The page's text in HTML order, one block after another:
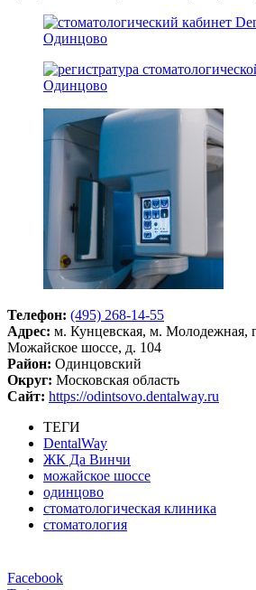
Телефон: (495) 268-14-55
Адрес: м. Кунцевская, м. Молодежная,
Можайское шоссе, д. 104
Район: Одинцовский
Округ: Московская область
Сайт: https://odintsovo.dentalway.ru
ТЕГИ
DentalWay
ЖК Да Винчи
можайское шоссе
одинцово
стоматологическая клиника
стоматология
Facebook